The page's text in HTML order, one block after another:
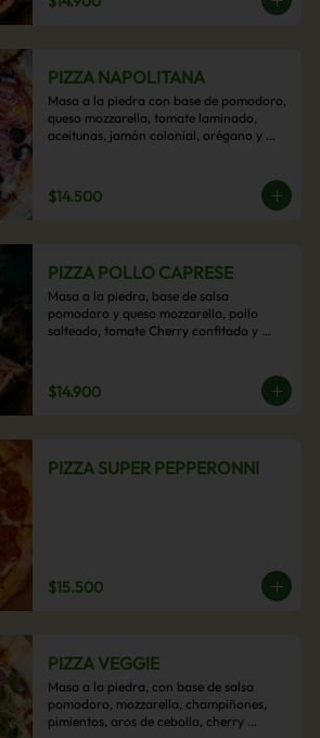
PIZZA NAPOLITANA
Masa a la piedra con base de pomodoro,
queso mozzarella, tomate laminado,
aceitunas, jamón colonial, orégano y
$14.500
PIZZA POLLO CAPRESE
Masa a la piedra, base de salsa
pomodoro y queso mozzarella, pollo
salteado, tomate Cherry confitado y
$14.900
PIZZA SUPER PEPPERONNI
$15.500
PIZZA VEGGIE
Masa a la piedra, con base de salsa
pomodoro, mozzarella, champiñones,
pimientos, aros de cebolla, cherry